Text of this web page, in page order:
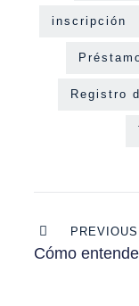
inscripción
Registro
de
Cómo